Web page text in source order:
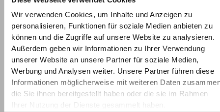
Wir verwenden Cookies, um Inhalte und Anzeigen zu
personalisieren, Funktionen für soziale Medien anbieten zu
können und die Zugriffe auf unsere Website zu analysieren.
Außerdem geben wir Informationen zu Ihrer Verwendung
unserer Website an unsere Partner für soziale Medien,
Werbung und Analysen weiter. Unsere Partner führen diese
Informationen möglicherweise mit weiteren Daten
die Sie ihnen bereitgestellt haben oder die sie im Rahmen